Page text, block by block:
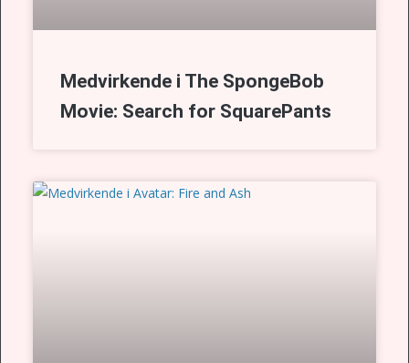
Medvirkende i The SpongeBob
Movie: Search for SquarePants